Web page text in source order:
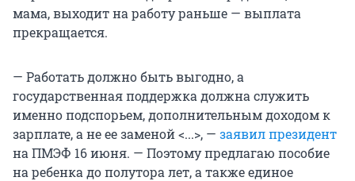
мама, выходит на работу раньше — выплата
прекращается.
— Работать должно быть выгодно, а
государственная поддержка должна служить
именно подспорьем, дополнительным доходом к
зарплате, а не ее заменой <...>, — заявил президент
на ПМЭФ 16 июня. — Поэтому предлагаю пособие
на ребенка до полутора лет, а также единое